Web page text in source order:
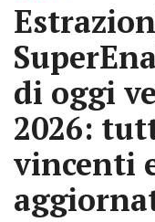
di oggi
2026:
vincenti